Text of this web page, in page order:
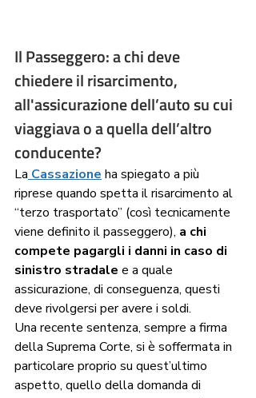
Il Passeggero: a chi deve
chiedere il risarcimento,
all'assicurazione dell’auto su cui
viaggiava o a quella dell’altro
conducente?
La Cassazione ha spiegato a più
riprese quando spetta il risarcimento al
“terzo trasportato” (così tecnicamente
viene definito il passeggero), a chi
compete pagargli i danni in caso di
sinistro stradale e a quale
assicurazione, di conseguenza, questi
deve rivolgersi per avere i soldi.
Una recente sentenza, sempre a firma
della Suprema Corte, si è soffermata in
particolare proprio su quest’ultimo
aspetto, quello della domanda di